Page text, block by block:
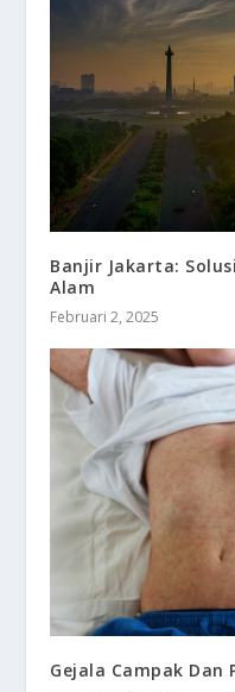
Banjir Jakarta:
Alam
Februari 2, 2025
Gejala Campak Dan